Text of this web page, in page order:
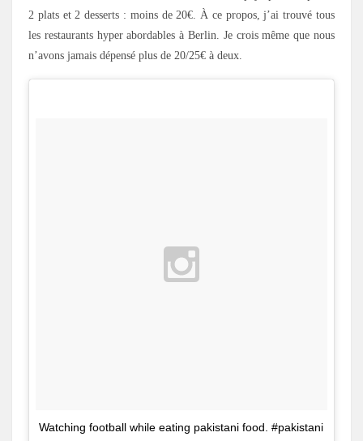
2 plats et 2 desserts : moins de 20€. À ce propos, j’ai trouvé tous
les restaurants hyper abordables à Berlin. Je crois même que nous
n’avons jamais dépensé plus de 20/25€ à deux.
Watching football while eating pakistani food. #pakistani